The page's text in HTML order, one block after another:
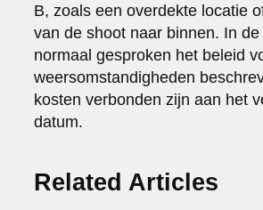
B, zoals een overdekte locatie
van de shoot naar binnen. In
normaal gesproken het beleid
weersomstandigheden
kosten verbonden zijn aan het
datum.
Related Articles